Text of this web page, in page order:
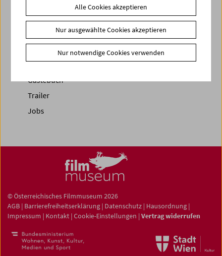
News
News Archiv
Newsletter
Fotos unserer Gäste
Gästebuch
Trailer
Jobs
© Österreichisches Filmmuseum 2026
AGB | Barrierefreiheitserklärung | Datenschutz | Hausordnung |
Impressum | Kontakt | Cookie-Einstellungen | Vertrag widerrufen
Alle Cookies akzeptieren
Nur ausgewählte Cookies akzeptieren
Nur notwendige Cookies verwenden